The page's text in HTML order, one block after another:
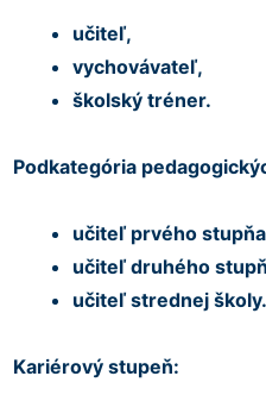
učiteľ,
vychovávateľ,
školský tréner.
Podkategória
učiteľ prvého
učiteľ druhého
učiteľ strednej školy.
Kariérový stupeň: